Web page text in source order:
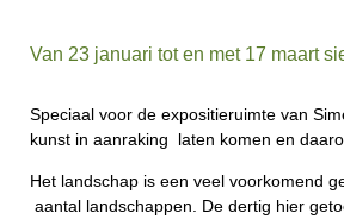
Van 23 januari tot en met 17 maart
Speciaal voor de expositieruimte van
kunst in aanraking laten komen en
Het landschap is een veel voorkomend
aantal landschappen. De dertig hier